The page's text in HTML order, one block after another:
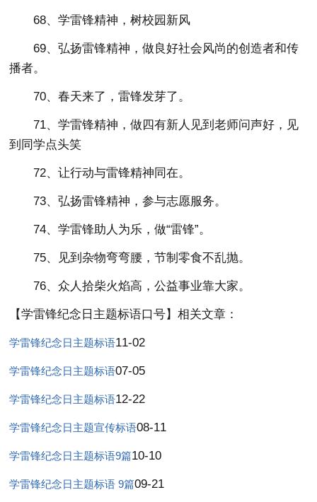
68、学雷锋精神，树校园新风
69、弘扬雷锋精神，做良好社会风尚的创造者和传
播者。
70、春天来了，雷锋发芽了。
71、学雷锋精神，做四有新人见到老师问声好，见
到同学点头笑
72、让行动与雷锋精神同在。
73、弘扬雷锋精神，参与志愿服务。
74、学雷锋助人为乐，做“雷锋”。
75、见到杂物弯弯腰，节制零食不乱抛。
76、众人拾柴火焰高，公益事业靠大家。
【学雷锋纪念日主题标语口号】相关文章：
学雷锋纪念日主题标语11-02
学雷锋纪念日主题标语07-05
学雷锋纪念日主题标语12-22
学雷锋纪念日主题宣传标语08-11
学雷锋纪念日主题标语9篇10-10
学雷锋纪念日主题标语 9篇09-21